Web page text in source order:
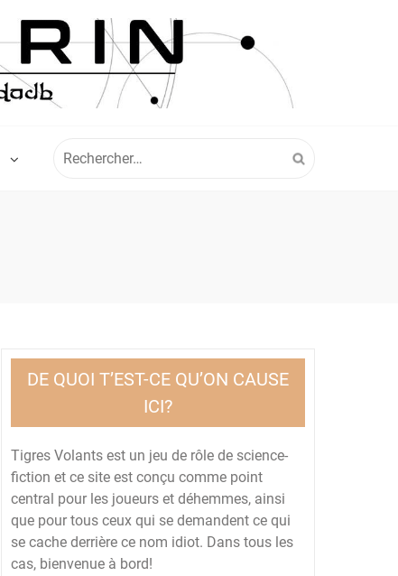
DE QUOI T’EST-CE QU’ON CAUSE
ICI?
Tigres Volants est un jeu de rôle de science-
fiction et ce site est conçu comme point
central pour les joueurs et déhemmes, ainsi
que pour tous ceux qui se demandent ce qui
se cache derrière ce nom idiot. Dans tous les
cas, bienvenue à bord!